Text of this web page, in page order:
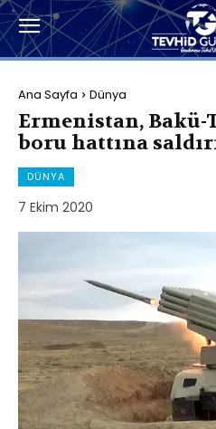
Ana Sayfa Dünya
Ermenistan,
boru hattına
DÜNYA
7 Ekim 2020